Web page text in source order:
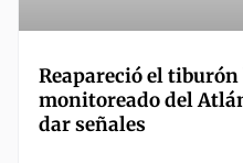
Reapareció el
monitoreado del
dar señales